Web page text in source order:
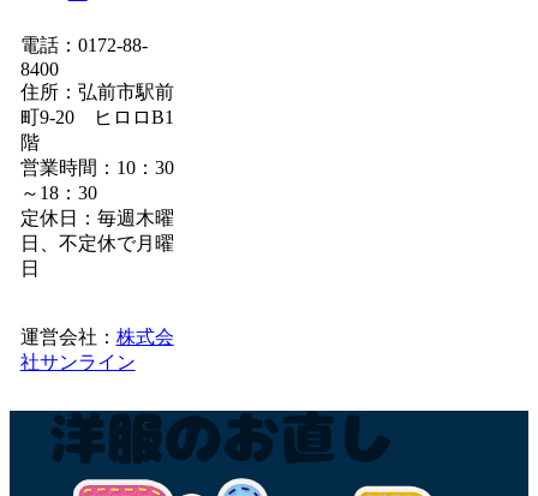
電話：0172-88-
8400
住所：弘前市駅前
町9-20 ヒロロB1
階
営業時間：10：30
～18：30
定休日：毎週木曜
日、不定休で月曜
日
運営会社： 株式会
社サンライン